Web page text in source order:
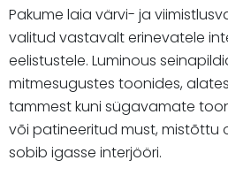
Pakume laia värvi- ja
valitud vastavalt erinevatele
eelistustele. Luminous
mitmesugustes toonides,
tammest kuni sügavamate
või patineeritud must, mistõttu
sobib igasse interjööri.